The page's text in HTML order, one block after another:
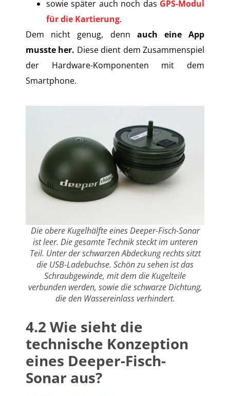
sowie später auch noch das GPS-Modul
für die Kartierung.
Dem nicht genug, denn auch eine App
musste her. Diese dient dem Zusammenspiel
der Hardware-Komponenten mit dem
Smartphone.
Die obere Kugelhälfte eines Deeper-Fisch-Sonar
ist leer. Die gesamte Technik steckt im unteren
Teil. Unter der schwarzen Abdeckung rechts sitzt
die USB-Ladebuchse. Schön zu sehen ist das
Schraubgewinde, mit dem die Kugelteile
verbunden werden, sowie die schwarze Dichtung,
die den Wassereinlass verhindert.
4.2 Wie sieht die
technische Konzeption
eines Deeper-Fisch-
Sonar aus?